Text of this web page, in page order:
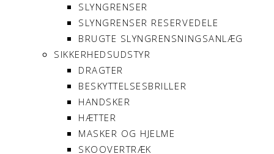
SLYNGRENSER
SLYNGRENSER RESERVEDELE
BRUGTE SLYNGRENSNINGSANLÆG
SIKKERHEDSUDSTYR
DRAGTER
BESKYTTELSESBRILLER
HANDSKER
HÆTTER
MASKER OG HJELME
SKOOVERTRÆK